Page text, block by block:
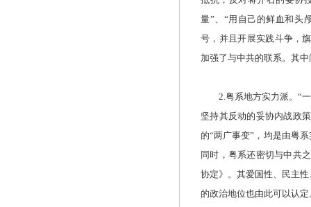
量”、“用自己的鲜血和头
号，并且开展实践斗争，
加强了与中共的联系。其
2.粤系地方实力派。“一·
坚持其反动的妥协内战政
的“两广事变”，均是由粤
同时，粤系还密切与中共
协定》。其爱国性、民主
的政治地位也由此可以认定